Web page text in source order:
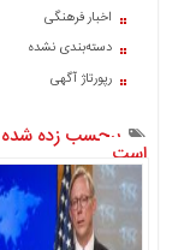
سیاسی
اخبار
فرهنگی
اخبار فرهنگی
دسته‌بندی نشده
رپورتاژ آگهی
برچسب زده شده
است